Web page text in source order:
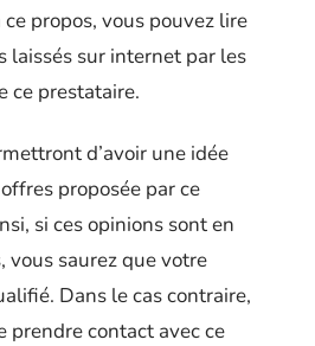
ce propos, vous pouvez lire
laissés sur internet par les
ce prestataire.
d’avoir une idée
proposée par ce
si ces opinions sont en
vous saurez que votre
Dans le cas contraire,
prendre contact avec ce